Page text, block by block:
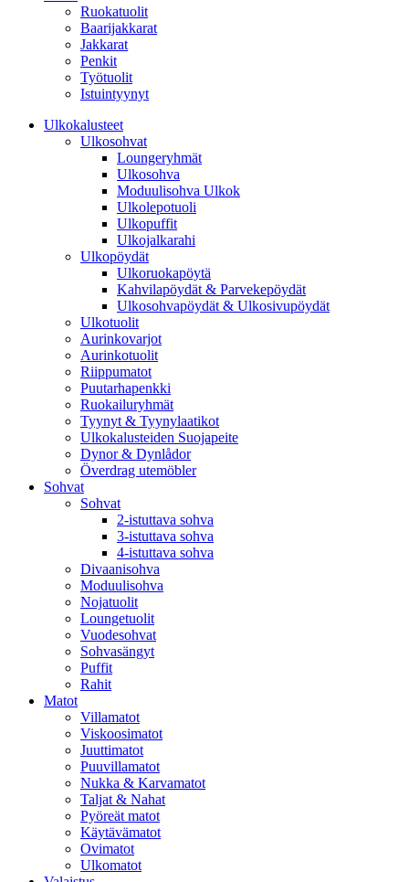
Ruokatuolit
Baarijakkarat
Jakkarat
Penkit
Työtuolit
Istuintyynyt
Ulkokalusteet
Ulkosohvat
Loungeryhmät
Ulkosohva
Moduulisohva Ulkok
Ulkolepotuoli
Ulkopuffit
Ulkojalkarahi
Ulkopöydät
Ulkoruokapöytä
Kahvilapöydät & Parvekepöydät
Ulkosohvapöydät & Ulkosivupöydät
Ulkotuolit
Aurinkovarjot
Aurinkotuolit
Riippumatot
Puutarhapenkki
Ruokailuryhmät
Tyynyt & Tyynylaatikot
Ulkokalusteiden Suojapeite
Dynor & Dynlådor
Överdrag utemöbler
Sohvat
Sohvat
2-istuttava sohva
3-istuttava sohva
4-istuttava sohva
Divaanisohva
Moduulisohva
Nojatuolit
Loungetuolit
Vuodesohvat
Sohvasängyt
Puffit
Rahit
Matot
Villamatot
Viskoosimatot
Juuttimatot
Puuvillamatot
Nukka & Karvamatot
Taljat & Nahat
Pyöreät matot
Käytävämatot
Ovimatot
Ulkomatot